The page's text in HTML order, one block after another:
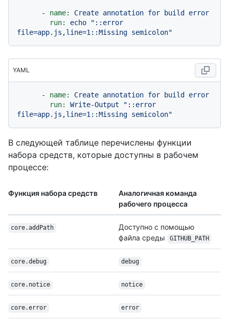
- name: Create annotation for build
error
run:
echo
"::error
file=app.js,line=1::Missing semicolon"
YAML
- name: Create annotation for build
error
run:
Write-Output
"::error
file=app.js,line=1::Missing semicolon"
В следующей таблице перечислены функции
набора средств, которые доступны в рабочем
процессе:
Функция набора средств
Аналогичная команда
рабочего процесса
core.addPath
Доступно с помощью
файла среды
GITHUB_PATH
core.debug debug
core.notice notice
core.error error